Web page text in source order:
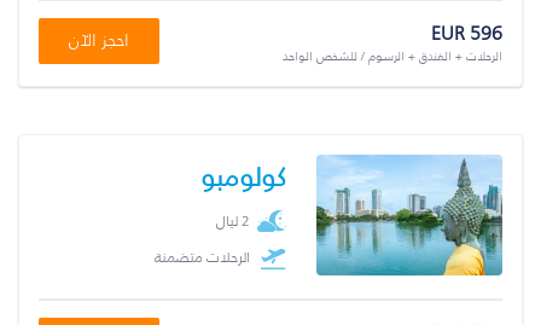
EUR 596
الرحلات + الفندق + الرسوم / للشخص الواحد
احجز الآن
كولومبو
2 ليال
الرحلات متضمنة